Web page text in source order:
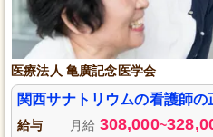
医療法人 亀廣記念医学会
関西サナトリウムの看護師の
給与 月給 308,000~